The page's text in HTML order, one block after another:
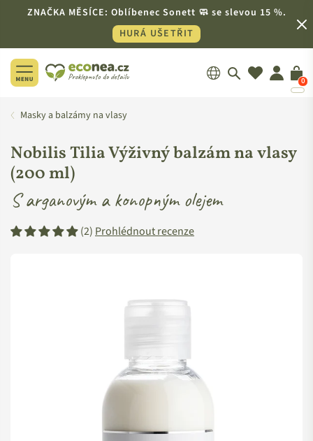
ZNAČKA MĚSÍCE: Oblíbenec Sonett 🧼 se slevou 15 %.
HURÁ UŠETŘIT
0
Masky a balzámy na vlasy
Nobilis Tilia Výživný balzám na vlasy
(200 ml)
S arganovým a konopným olejem
(2) Prohlédnout recenze